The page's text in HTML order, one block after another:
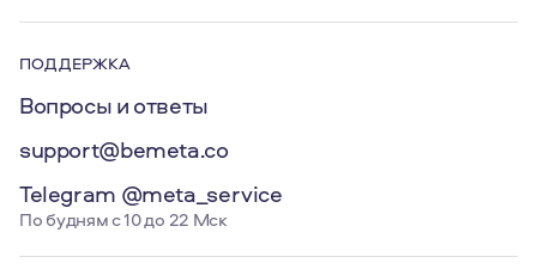
ПОДДЕРЖКА
Вопросы и ответы
support@bemeta.co
Telegram @meta_service
По будням с 10 до 22 Мск